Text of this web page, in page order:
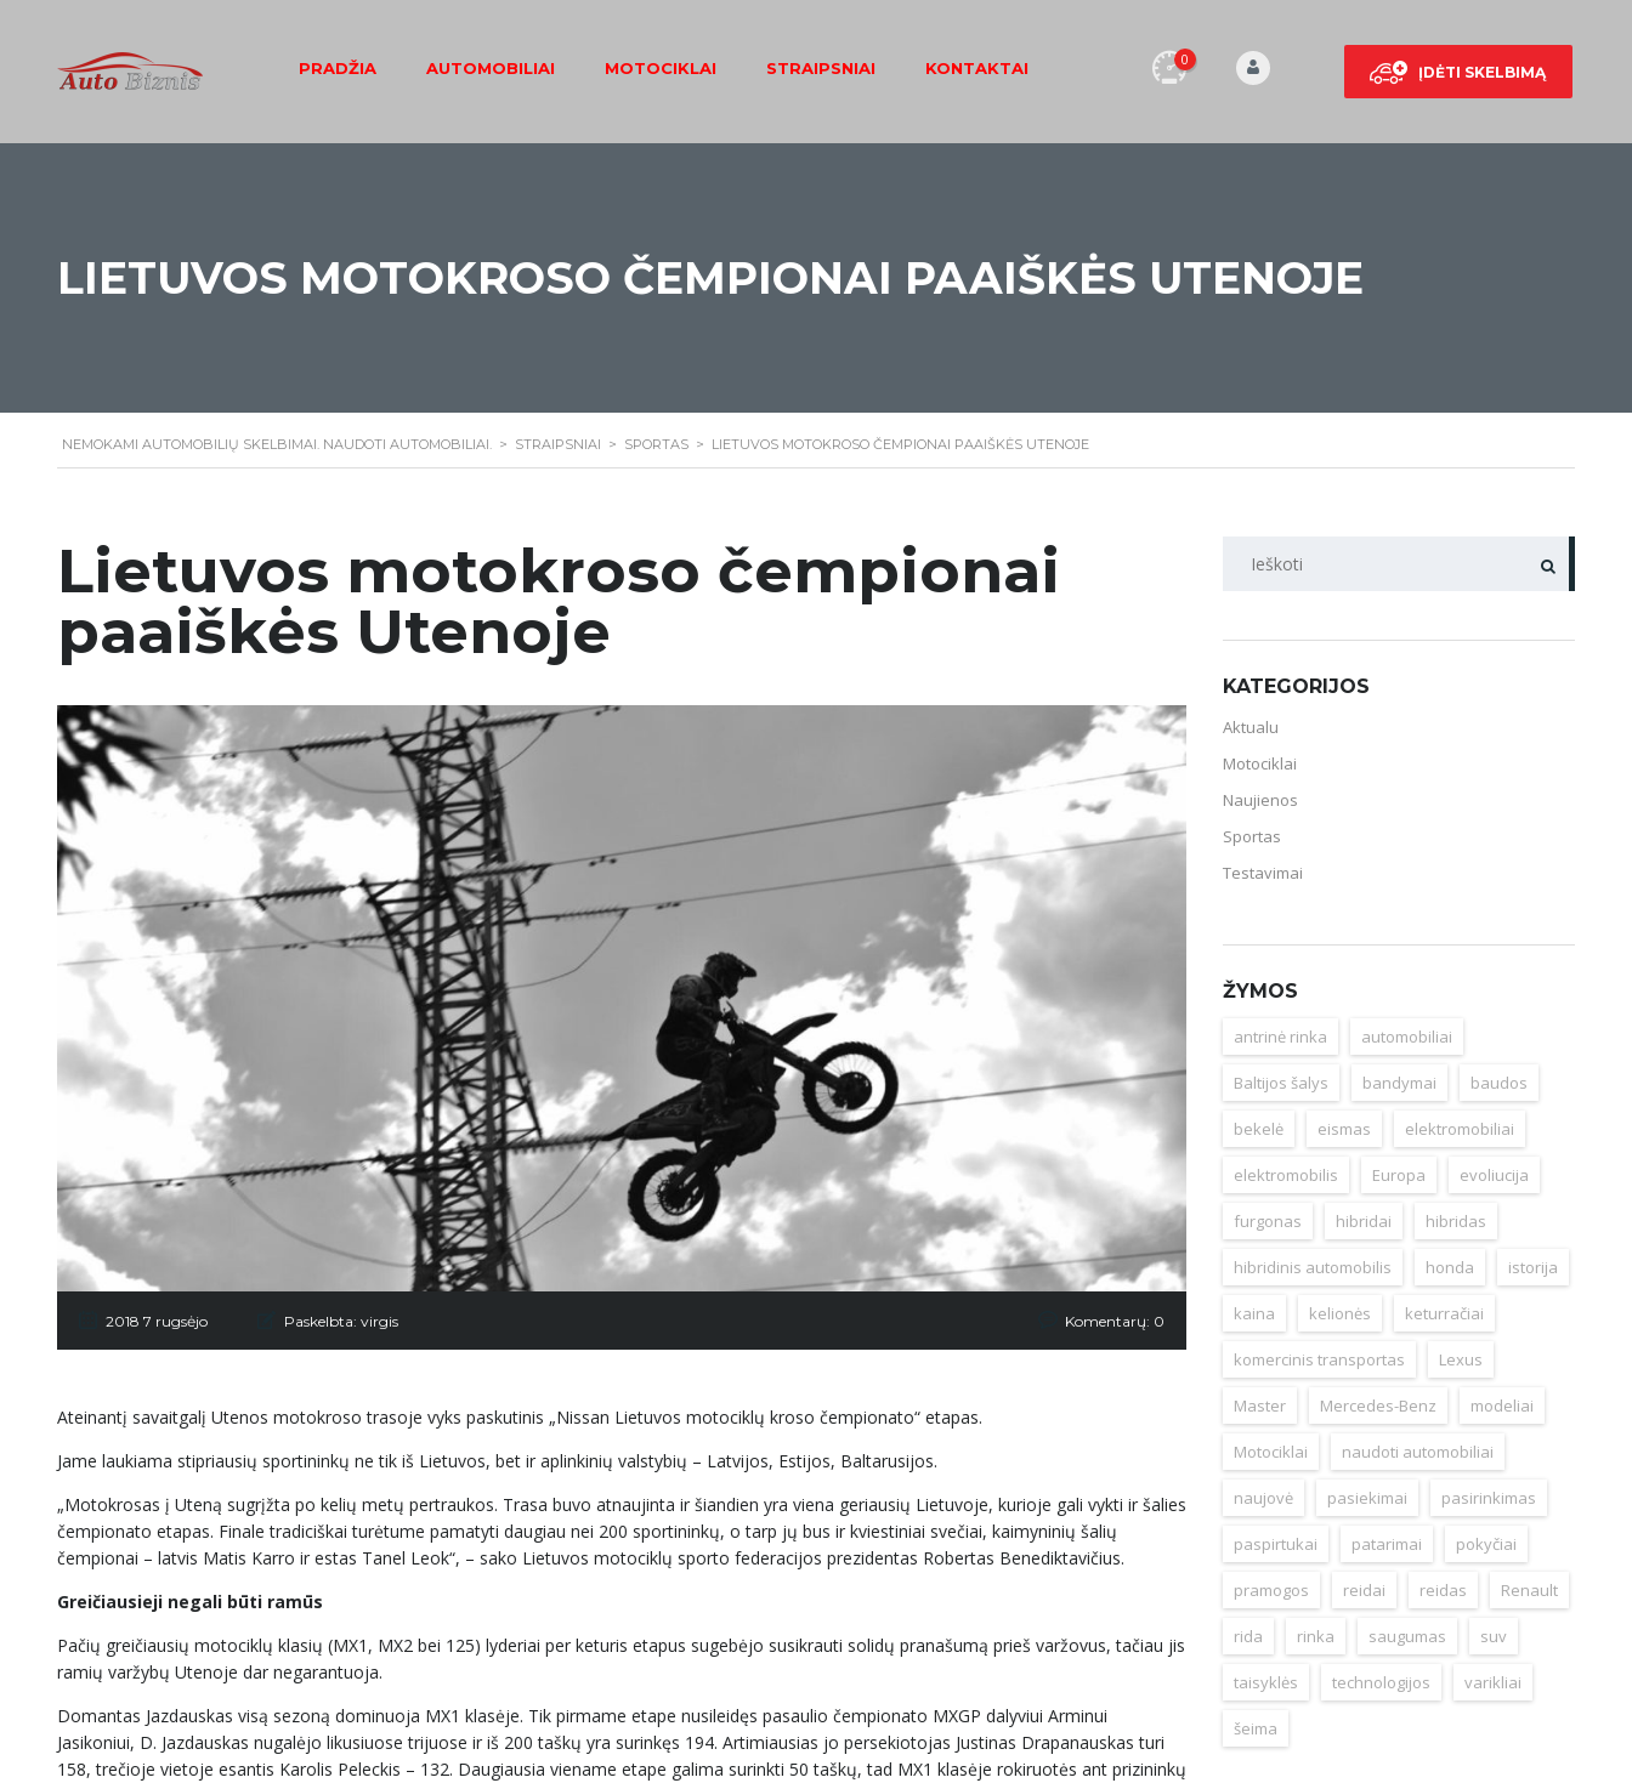
ĮDĖTI SKELBIMĄ
0
PRADŽIA AUTOMOBILIAI MOTOCIKLAI STRAIPSNIAI KONTAKTAI
LIETUVOS MOTOKROSO ČEMPIONAI PAAIŠKĖS UTENOJE
NEMOKAMI AUTOMOBILIŲ SKELBIMAI. NAUDOTI AUTOMOBILIAI. > STRAIPSNIAI > SPORTAS > LIETUVOS MOTOKROSO ČEMPIONAI PAAIŠKĖS UTENOJE
Lietuvos motokroso čempionai
paaiškės Utenoje
2018 7 rugsėjo Paskelbta: virgis Komentarų: 0
Ateinantį savaitgalį Utenos motokroso trasoje vyks paskutinis „Nissan Lietuvos motociklų kroso čempionato“ etapas.
Jame laukiama stipriausių sportininkų ne tik iš Lietuvos, bet ir aplinkinių valstybių – Latvijos, Estijos, Baltarusijos.
„Motokrosas į Uteną sugrįžta po kelių metų pertraukos. Trasa buvo atnaujinta ir šiandien yra viena geriausių Lietuvoje, kurioje gali vykti ir šalies
čempionato etapas. Finale tradiciškai turėtume pamatyti daugiau nei 200 sportininkų, o tarp jų bus ir kviestiniai svečiai, kaimyninių šalių
čempionai – latvis Matis Karro ir estas Tanel Leok“, – sako Lietuvos motociklų sporto federacijos prezidentas Robertas Benediktavičius.
Greičiausieji negali būti ramūs
Pačių greičiausių motociklų klasių (MX1, MX2 bei 125) lyderiai per keturis etapus sugebėjo susikrauti solidų pranašumą prieš varžovus, tačiau jis
ramių varžybų Utenoje dar negarantuoja.
Domantas Jazdauskas visą sezoną dominuoja MX1 klasėje. Tik pirmame etape nusileidęs pasaulio čempionato MXGP dalyviui Arminui
Jasikoniui, D. Jazdauskas nugalėjo likusiuose trijuose ir iš 200 taškų yra surinkęs 194. Artimiausias jo persekiotojas Justinas Drapanauskas turi
158, trečioje vietoje esantis Karolis Peleckis – 132. Daugiausia viename etape galima surinkti 50 taškų, tad MX1 klasėje rokiruotės ant prizininkų
PAIEŠKA
KATEGORIJOS
Aktualu
Motociklai
Naujienos
Sportas
Testavimai
ŽYMOS
antrinė rinka automobiliai
Baltijos šalys bandymai baudos
bekelė eismas elektromobiliai
elektromobilis Europa evoliucija
furgonas hibridai hibridas
hibridinis automobilis honda istorija
kaina kelionės keturračiai
komercinis transportas Lexus
Master Mercedes-Benz modeliai
Motociklai naudoti automobiliai
naujovė pasiekimai pasirinkimas
paspirtukai patarimai pokyčiai
pramogos reidai reidas Renault
rida rinka saugumas suv
taisyklės technologijos varikliai
šeima